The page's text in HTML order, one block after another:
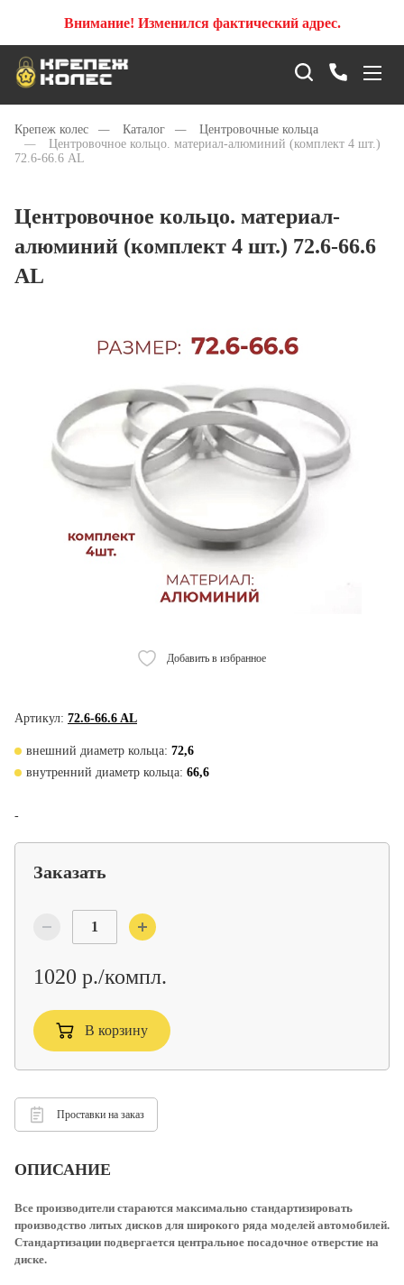
Внимание! Изменился фактический адрес.
Крепеж колес — Каталог —
Центровочные кольца
—
Центровочное кольцо. материал-алюминий (комплект 4 шт.)
72.6-66.6 AL
Центровочное кольцо. материал-
алюминий (комплект 4 шт.) 72.6-66.6
AL
Добавить в избранное
Артикул: 72.6-66.6 AL
внешний диаметр кольца: 72,6
внутренний диаметр кольца: 66,6
-
Заказать
1020 р./компл.
В корзину
Проставки на заказ
ОПИСАНИЕ
Все производители стараются максимально стандартизировать
производство литых дисков для широкого ряда моделей автомобилей.
Стандартизации подвергается центральное посадочное отверстие на
диске.